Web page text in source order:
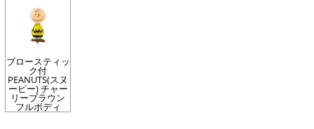
ブロースティッ
ク付
PEANUTS(スヌ
ーピー) チャー
リーブラウン
フルボディ